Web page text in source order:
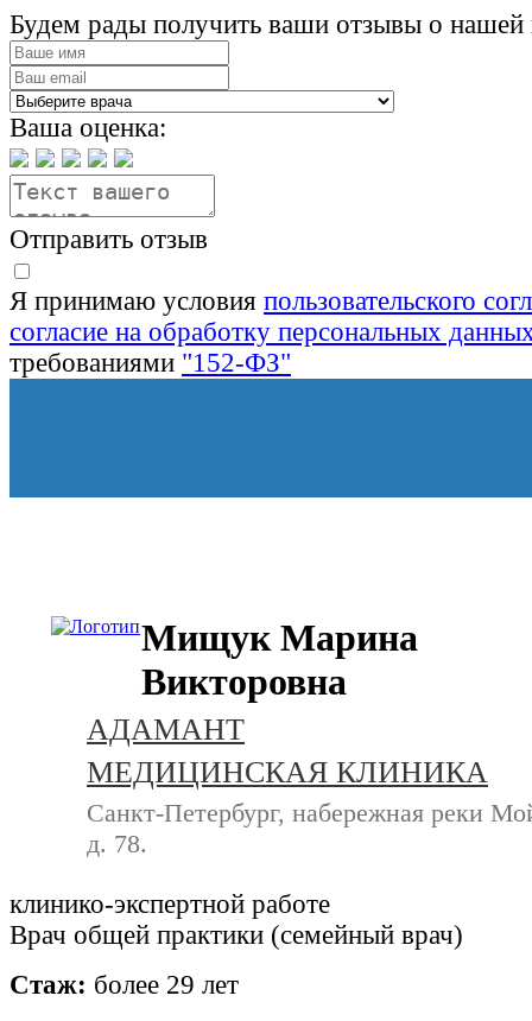
Будем рады получить ваши отзывы о нашей
Ваша оценка:
Отправить отзыв
Я принимаю условия пользовательского
согласие на обработку персональных
требованиями "152-ФЗ"
АДАМАНТ
МЕДИЦИНСКАЯ КЛИНИКА
Санкт-Петербург, набережная реки
д. 78.
Мищук Марина
Викторовна
клинико-экспертной работе
Врач общей практики (семейный врач)
Стаж: более 29 лет